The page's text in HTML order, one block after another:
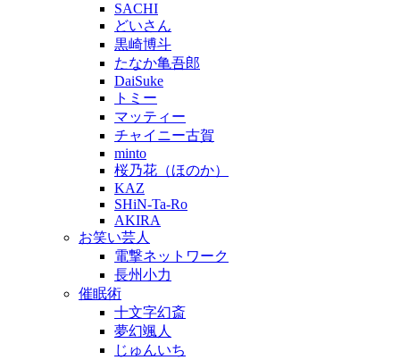
SACHI
どいさん
黒崎博斗
たなか亀吾郎
DaiSuke
トミー
マッティー
チャイニー古賀
minto
桜乃花（ほのか）
KAZ
SHiN-Ta-Ro
AKIRA
お笑い芸人
電撃ネットワーク
長州小力
催眠術
十文字幻斎
夢幻颯人
じゅんいち